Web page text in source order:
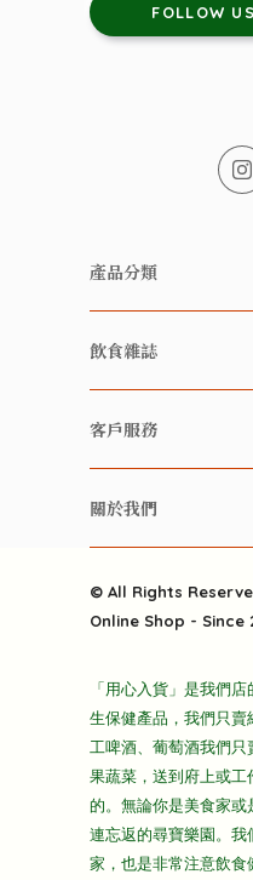
FOLLOW
產品分類
有機/無農藥新鮮蔬果
有機 / 無添加飲品
養生保健好東西
酒類
雜貨部
折上折大特價
主頁
飲食雜誌
快樂家庭 飲食雜誌
雲南搜食記
粒粒皆辛苦
快樂電視台
客戶服務
常見問題
關於我們
送貨
隱私政策
© All Rights
Online Shop - Since
「用心入貨」是我們
生保健產品，我們只
工啤酒、葡萄酒我們
果蔬菜，送到府上或
的。無論你是美食家
連忘返的尋寶樂園。
家，也是非常注意飲